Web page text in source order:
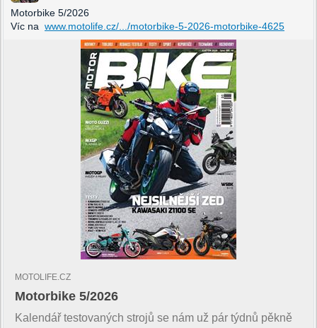
Motorbike 5/2026
Víc na www.motolife.cz/.../motorbike-5-2026-motorbike-4625
MOTOLIFE.CZ
Motorbike 5/2026
Kalendář testovaných strojů se nám už pár týdnů pěkně